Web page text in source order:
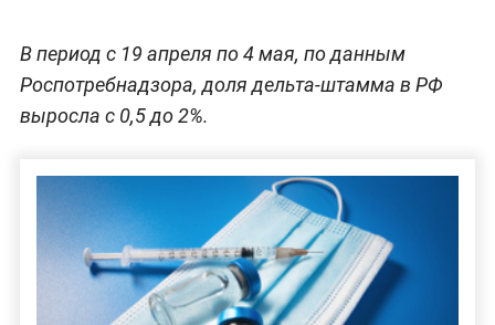
В период с 19 апреля по 4 мая, по данным
Роспотребнадзора, доля дельта-штамма в РФ
выросла с 0,5 до 2%.